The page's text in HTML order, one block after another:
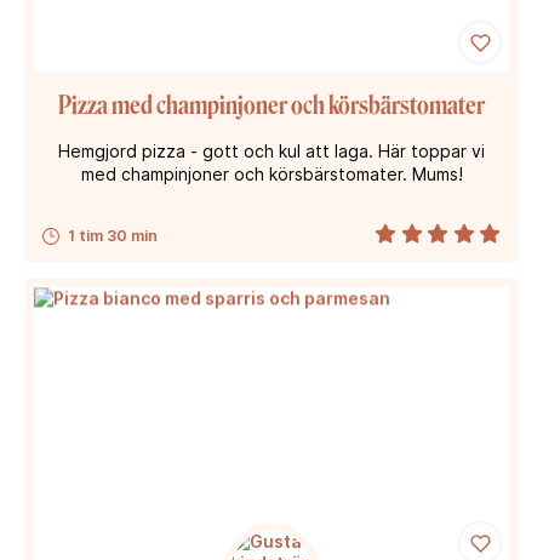
1 tim 30 min
Pizza med champinjoner och körsbärstomater
Hemgjord pizza - gott och kul att laga. Här toppar vi
med champinjoner och körsbärstomater. Mums!